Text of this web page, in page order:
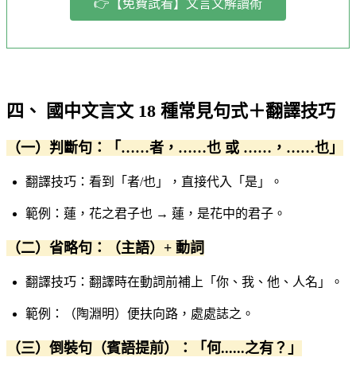
👉【免費試看】文言文解讀術
四、 國中文言文 18 種常見句式＋翻譯技巧
（一）判斷句：「……者，……也 或 ……，……也」
翻譯技巧：看到「者/也」，直接代入「是」。
範例：蓮，花之君子也 → 蓮，是花中的君子。
（二）省略句：（主語）+ 動詞
翻譯技巧：翻譯時在動詞前補上「你、我、他、人名」。
範例：（陶淵明）便扶向路，處處誌之。
（三）倒裝句（賓語提前）：「何......之有？」